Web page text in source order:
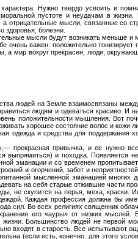
Нужно твердо усвоить и
пустоте и неудачам в жизни.
а отрицательные мысли, связанные со
здоровья, болезни.
мысли будут возникать меньше и
важен: положительно тонизирует
а мир вокруг прекрасен; люди,
людей на Земле взаимосвязаны
людям и одеваться красиво. И
положительности мышления. Вот
хорошее состояние волос и кожи
одежда и средства для поддержания
прекрасная привычка, и ее нужно
выпрямиться) и походка. Появляется
эманации и со временем
и огорчений, забот и
мысленной эманацией многих
на себя старые отжившие части
не скупится на перья, меха, краски.
Каждая профессия должна бы
сил. Во всех религиях священник
его «ауры» от низких мыслей.
Большинство людей не первой
входят в старость. Все испытывают
(если есть, конечно, для этого